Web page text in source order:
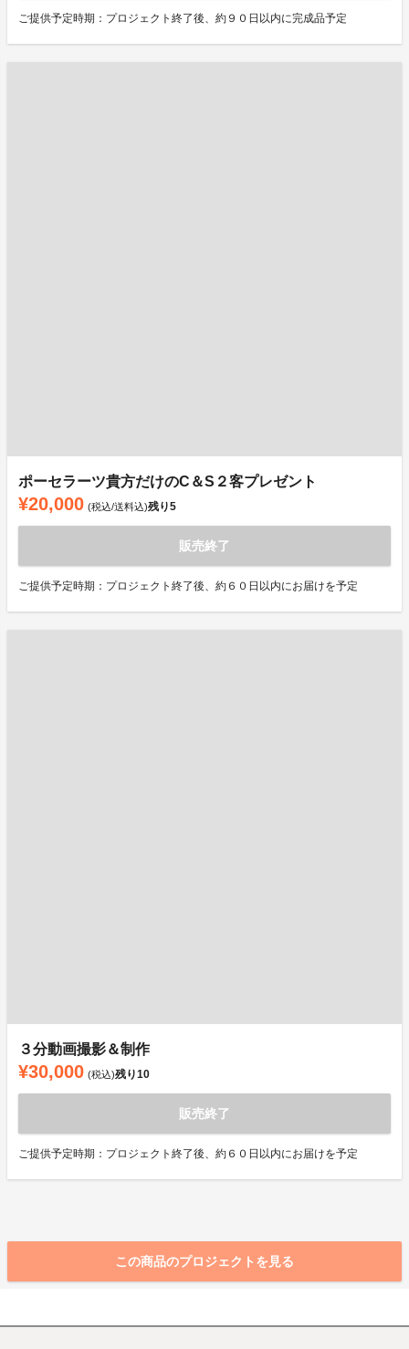
ご提供予定時期：プロジェクト終了後、約９０日以内に完成品予定
ポーセラーツ貴方だけのC＆S２客プレゼント
¥20,000 (税込/送料込)残り5
販売終了
ご提供予定時期：プロジェクト終了後、約６０日以内にお届けを予定
３分動画撮影＆制作
¥30,000 (税込)残り10
販売終了
ご提供予定時期：プロジェクト終了後、約６０日以内にお届けを予定
この商品のプロジェクトを見る